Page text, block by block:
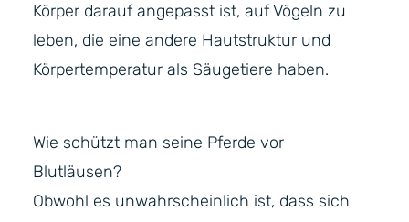
Körper darauf angepasst ist, auf Vögeln zu
leben, die eine andere Hautstruktur und
Körpertemperatur als Säugetiere haben.
Wie schützt man seine Pferde vor
Blutläusen?
Obwohl es unwahrscheinlich ist, dass sich